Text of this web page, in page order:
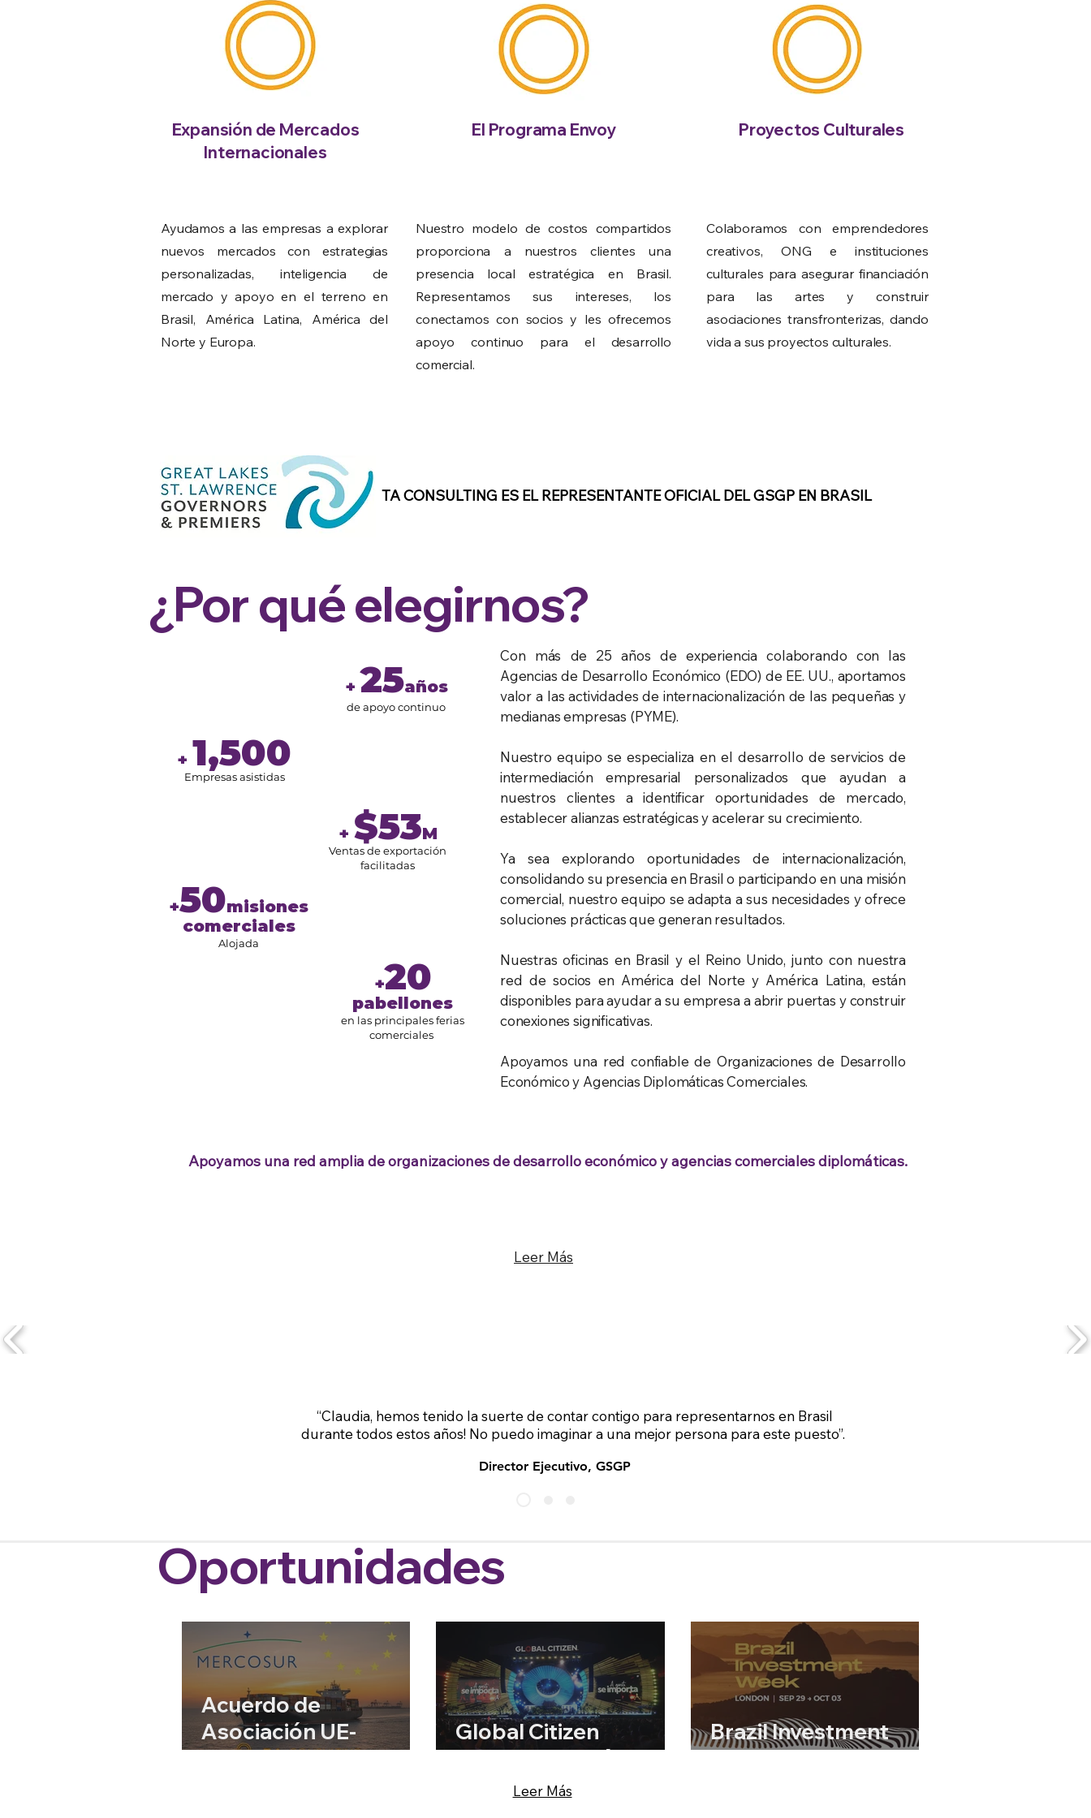
Expansión de Mercados
Internacionales
Ayudamos a las empresas a explorar
nuevos mercados con estrategias
personalizadas, inteligencia de
mercado y apoyo en el terreno en
Brasil, América Latina, América del
Norte y Europa.
El Programa Envoy
Nuestro modelo de costos compartidos
proporciona a nuestros clientes una
presencia local estratégica en Brasil.
Representamos sus intereses, los
conectamos con socios y les ofrecemos
apoyo continuo para el desarrollo
comercial.
Proyectos Culturales
Colaboramos con emprendedores
creativos, ONG e instituciones
culturales para asegurar financiación
para las artes y construir
asociaciones transfronterizas, dando
vida a sus proyectos culturales.
TA CONSULTING ES EL REPRESENTANTE OFICIAL DEL GSGP EN BRASIL
¿Por qué elegirnos?
​+ 1,500
Empresas asistidas
+ 25años
de apoyo continuo
+50misiones
comerciales
Alojada
​+ $53M
Ventas de exportación
facilitadas
+20
pabellones
en las principales ferias
comerciales
Con más de 25 años de experiencia colaborando con las
Agencias de Desarrollo Económico (EDO) de EE. UU., aportamos
valor a las actividades de internacionalización de las pequeñas y
medianas empresas (PYME).
Nuestro equipo se especializa en el desarrollo de servicios de
intermediación empresarial personalizados que ayudan a
nuestros clientes a identificar oportunidades de mercado,
establecer alianzas estratégicas y acelerar su crecimiento.
Ya sea explorando oportunidades de internacionalización,
consolidando su presencia en Brasil o participando en una misión
comercial, nuestro equipo se adapta a sus necesidades y ofrece
soluciones prácticas que generan resultados.
Nuestras oficinas en Brasil y el Reino Unido, junto con nuestra
red de socios en América del Norte y América Latina, están
disponibles para ayudar a su empresa a abrir puertas y construir
conexiones significativas.
Apoyamos una red confiable de Organizaciones de Desarrollo
Económico y Agencias Diplomáticas Comerciales.
Apoyamos una red amplia de organizaciones de desarrollo económico y agencias comerciales diplomáticas.
Leer Más
“Claudia, hemos tenido la suerte de contar contigo para representarnos en Brasil
durante todos estos años! No puedo imaginar a una mejor persona para este puesto”.
Director Ejecutivo, GSGP
Oportunidades
Acuerdo de
Asociación UE-
Mercosur: Un Hito
Global Citizen
Festival: Amazônia
Brazil Investment
Week 2025 – London
Leer Más